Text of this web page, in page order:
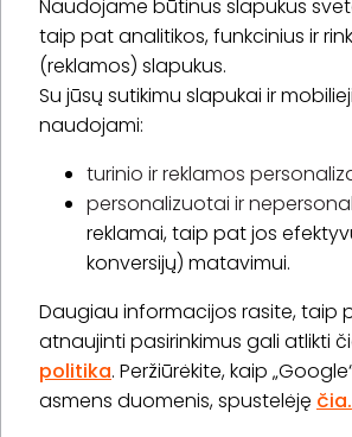
Naudojame būtinus slapukus
taip pat analitikos, funkcinius ir
(reklamos) slapukus.
Su jūsų sutikimu slapukai ir
naudojami:
turinio ir reklamos
personalizuotai ir
reklamai, taip pat jos
konversijų) matavimui.
Daugiau informacijos rasite, taip
atnaujinti pasirinkimus gali atlikti
politika. Peržiūrėkite, kaip
asmens duomenis, spustelėję čia.
* Susipažinau su privatumo
Prenumeruoti
Apie „BookitNow“
Informacija
„GERA DOVANA“ GRUPĖ